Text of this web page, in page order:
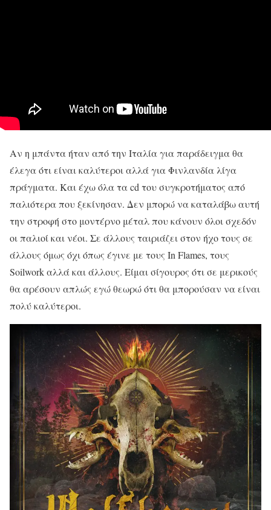
Αν η μπάντα ήταν από την Ιταλία για παράδειγμα θα
έλεγα ότι είναι καλύτεροι αλλά για Φινλανδία λίγα
πράγματα. Και έχω όλα τα cd του συγκροτήματος από
παλιότερα που ξεκίνησαν. Δεν μπορώ να καταλάβω αυτή
την στροφή στο μοντέρνο μέταλ που κάνουν όλοι σχεδόν
οι παλιοί και νέοι. Σε άλλους ταιριάζει στον ήχο τους σε
άλλους όμως όχι όπως έγινε με τους In Flames, τους
Soilwork αλλά και άλλους. Είμαι σίγουρος ότι σε μερικούς
θα αρέσουν απλώς εγώ θεωρώ ότι θα μπορούσαν να είναι
πολύ καλύτεροι.